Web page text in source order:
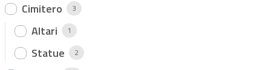
Cimitero 3
Altari 1
Statue 2